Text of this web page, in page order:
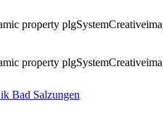
property
property